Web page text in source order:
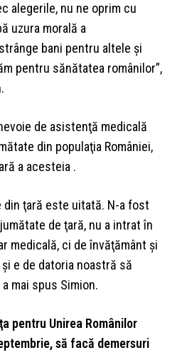
alegerile, nu ne oprim cu
uzura morală a
bani pentru altele şi
pentru sănătatea românilor”,
de asistenţă medicală
din populaţia României,
a acesteia .
din ţară este uitată. N-a fost
de ţară, nu a intrat în
medicală, ci de învăţământ şi
e de datoria noastră să
mai spus Simion.
pentru Unirea Românilor
să facă demersuri